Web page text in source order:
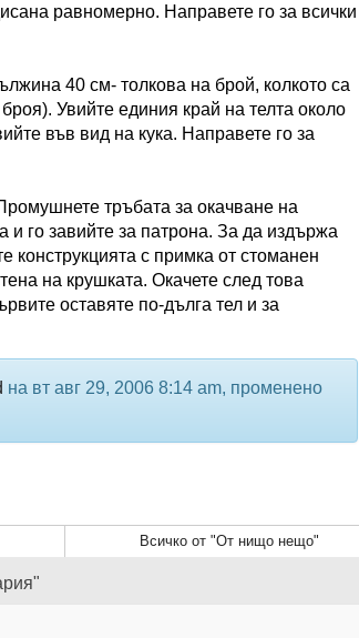
равномерно. Направете го за всички
40 см- толкова на брой, колкото са
Увийте единия край на телта около
във вид на кука. Направете го за
тръбата за окачване на
и го завийте за патрона. За да издържа
конструкцията с примка от стоманен
на крушката. Окачете след това
оставяте по-дълга тел и за
на вт авг 29, 2006 8:14 am, променено
Всичко от "От нищо нещо"